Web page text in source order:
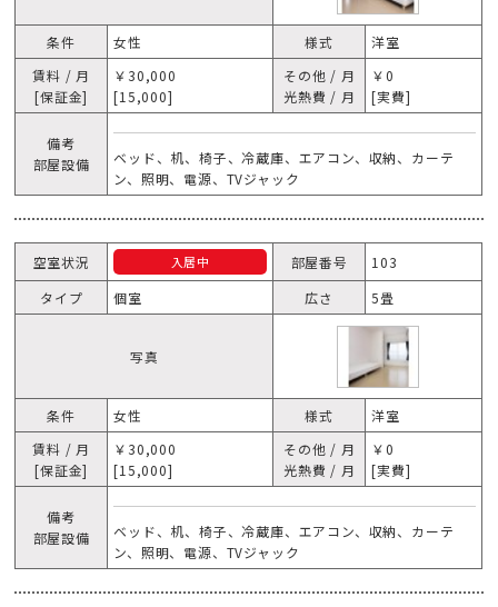
条件 女性 様式
洋室
賃料 / 月
[保証金]
￥30,000
[15,000]
その他 / 月
光熱費 / 月
￥0
[実費]
備考
部屋設備
ベッド、机、椅子、冷蔵庫、エアコン、収納、カーテ
ン、照明、電源、TVジャック
空室状況 入居中 部屋番号
103
タイプ
個室 広さ 5畳
写真
条件 女性 様式
洋室
賃料 / 月
[保証金]
￥30,000
[15,000]
その他 / 月
光熱費 / 月
￥0
[実費]
備考
部屋設備
ベッド、机、椅子、冷蔵庫、エアコン、収納、カーテ
ン、照明、電源、TVジャック